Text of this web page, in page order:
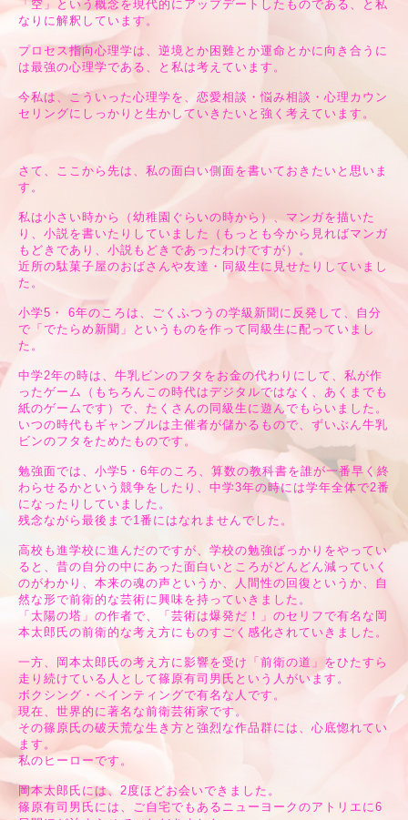
「空」という概念を現代的にアップデートしたものである、と私
なりに解釈しています。
プロセス指向心理学は、逆境とか困難とか運命とかに向き合うに
は最強の心理学である、と私は考えています。
今私は、こういった心理学を、恋愛相談・悩み相談・心理カウン
セリングにしっかりと生かしていきたいと強く考えています。
さて、ここから先は、私の面白い側面を書いておきたいと思いま
す。
私は小さい時から（幼稚園ぐらいの時から）、マンガを描いた
り、小説を書いたりしていました（もっとも今から見ればマンガ
もどきであり、小説もどきであったわけですが）。
近所の駄菓子屋のおばさんや友達・同級生に見せたりしていまし
た。
小学5・ 6年のころは、ごくふつうの学級新聞に反発して、自分
で「でたらめ新聞」というものを作って同級生に配っていまし
た。
中学2年の時は、牛乳ビンのフタをお金の代わりにして、私が作
ったゲーム（もちろんこの時代はデジタルではなく、あくまでも
紙のゲームです）で、たくさんの同級生に遊んでもらいました。
いつの時代もギャンブルは主催者が儲かるもので、ずいぶん牛乳
ビンのフタをためたものです。
勉強面では、小学5・6年のころ、算数の教科書を誰が一番早く終
わらせるかという競争をしたり、中学3年の時には学年全体で2番
になったりしていました。
残念ながら最後まで1番にはなれませんでした。
高校も進学校に進んだのですが、学校の勉強ばっかりをやってい
ると、昔の自分の中にあった面白いところがどんどん減っていく
のがわかり、本来の魂の声というか、人間性の回復というか、自
然な形で前衛的な芸術に興味を持っていきました。
「太陽の塔」の作者で、「芸術は爆発だ！」のセリフで有名な岡
本太郎氏の前衛的な考え方にものすごく感化されていきました。
一方、岡本太郎氏の考え方に影響を受け「前衛の道」をひたすら
走り続けている人として篠原有司男氏という人がいます。
ボクシング・ペインティングで有名な人です。
現在、世界的に著名な前衛芸術家です。
その篠原氏の破天荒な生き方と強烈な作品群には、心底惚れてい
ます。
私のヒーローです。
岡本太郎氏には、2度ほどお会いできました。
篠原有司男氏には、ご自宅でもあるニューヨークのアトリエに6